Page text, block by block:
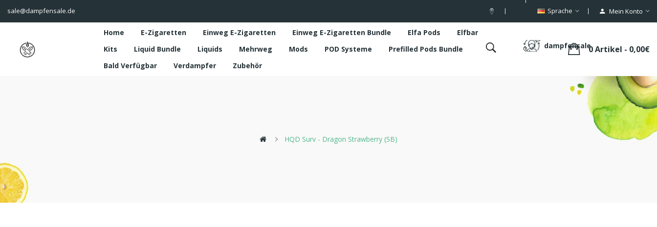
sale@dampfensale.de Sprache Mein Konto
Home E-Zigaretten Einweg E-Zigaretten Einweg E-Zigaretten Bundle Elfa Pods
Elfbar
Kits
Liquid Bundle Liquids Mehrweg Mods POD Systeme
Prefilled Pods Bundle
Bald Verfügbar
Verdampfer Zubehör
dampfensale0 Artikel - 0,00€
HQD Surv - Dragon Strawberry (SB)